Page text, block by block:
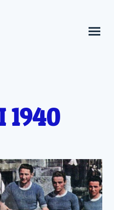
1940